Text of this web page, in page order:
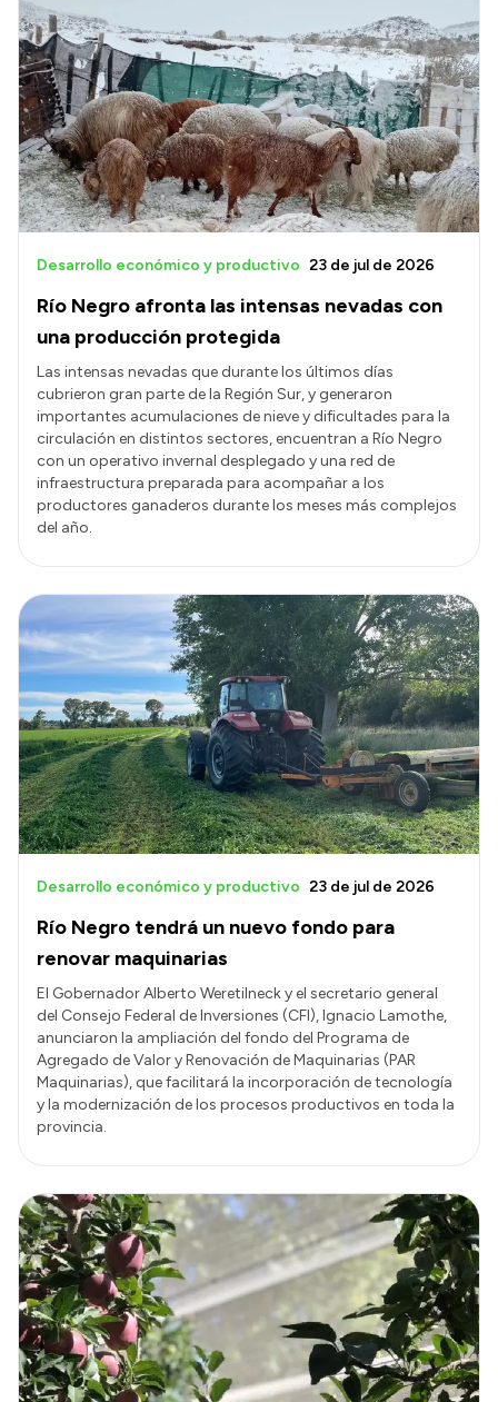
Río Negro afronta las intensas nevadas con
una producción protegida
Desarrollo económico y productivo 23 de jul de 2026
Las intensas nevadas que durante los últimos días
cubrieron gran parte de la Región Sur, y generaron
importantes acumulaciones de nieve y dificultades para la
circulación en distintos sectores, encuentran a Río Negro
con un operativo invernal desplegado y una red de
infraestructura preparada para acompañar a los
productores ganaderos durante los meses más complejos
del año.
Río Negro tendrá un nuevo fondo para
renovar maquinarias
Desarrollo económico y productivo 23 de jul de 2026
El Gobernador Alberto Weretilneck y el secretario general
del Consejo Federal de Inversiones (CFI), Ignacio Lamothe,
anunciaron la ampliación del fondo del Programa de
Agregado de Valor y Renovación de Maquinarias (PAR
Maquinarias), que facilitará la incorporación de tecnología
y la modernización de los procesos productivos en toda la
provincia.